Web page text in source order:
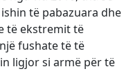
të pabazuara dhe
të ekstremit të
fushate të të
ligjor si armë për të